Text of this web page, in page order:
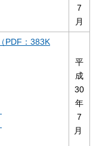
7
月
PDF：383K
平
成
30
年
7
月